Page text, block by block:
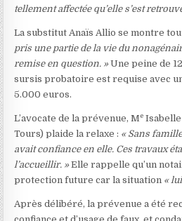
tellement affectée qu’elle s’est
La substitut Anaïs Allio se montre
pris une partie de la vie du
remise en question. »Une peine de
sursis probatoire est requise avec
5.000 euros.
L’avocate de la prévenue, Me
Tours) plaide la relaxe : « Sans
avait confiance en elle. Ces travaux
l’accueillir. »Elle rappelle qu’un
protection future car la situation «
Après délibéré, la prévenue a été